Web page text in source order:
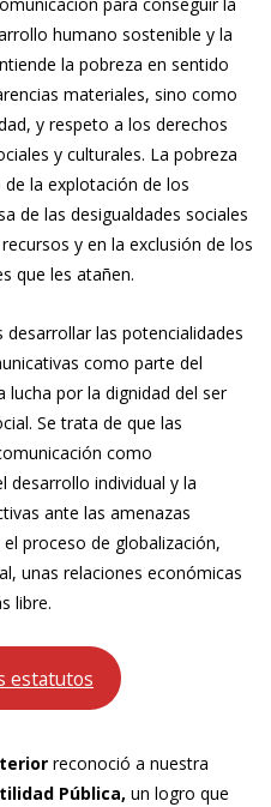
humano sostenible y la
la pobreza en sentido
materiales, sino como
y respeto a los derechos
y culturales. La pobreza
la explotación de los
de las desigualdades sociales
y en la exclusión de los
que les atañen.
desarrollar las potencialidades
como parte del
por la dignidad del ser
Se trata de que las
como
desarrollo individual y la
ante las amenazas
proceso de globalización,
unas relaciones económicas
libre.
estatutos
reconoció a nuestra
Pública, un logro que